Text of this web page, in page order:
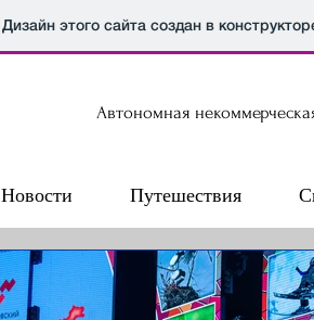
Дизайн этого сайта создан в
Автономная
Новости Путешествия